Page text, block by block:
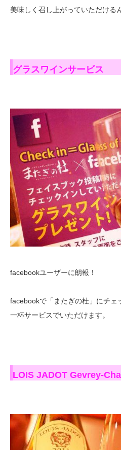
美味しく召し上がっていただける
グラスワインサービス
facebookユーザーに朗報！
facebookで「またぎの杜」にチェ
一杯サービスでいただけます。
LOIS JADOT Gevrey-